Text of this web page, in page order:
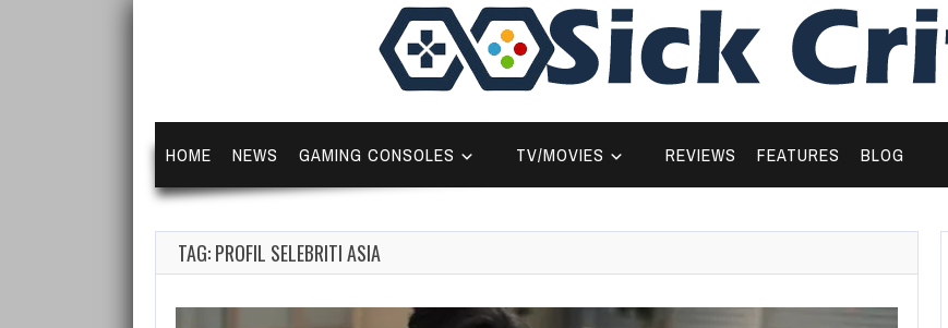
HOME NEWS GAMING CONSOLES TV/MOVIES REVIEWS FEATURES BLOG
TAG: PROFIL SELEBRITI ASIA